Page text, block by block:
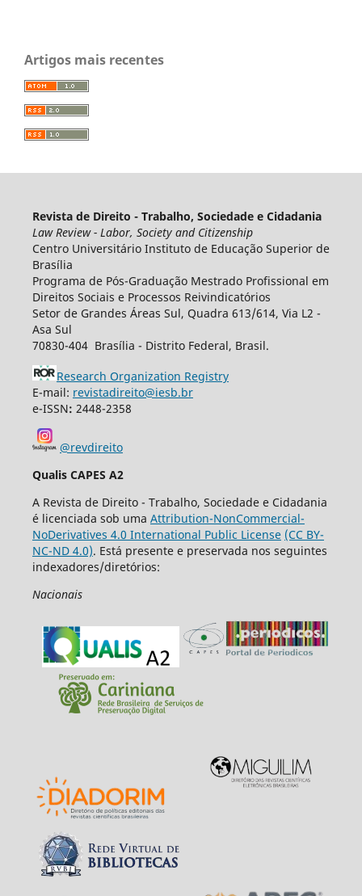
Artigos mais recentes
Revista de Direito - Trabalho, Sociedade e Cidadania
Law Review - Labor, Society and Citizenship
Centro Universitário Instituto de Educação Superior de
Brasília
Programa de Pós-Graduação Mestrado Profissional em
Direitos Sociais e Processos Reivindicatórios
Setor de Grandes Áreas Sul, Quadra 613/614, Via L2 -
Asa Sul
70830-404 Brasília - Distrito Federal, Brasil.
Research Organization Registry
E-mail: revistadireito@iesb.br
e-ISSN: 2448-2358
@revdireito
Qualis CAPES A2
A Revista de Direito - Trabalho, Sociedade e Cidadania
é licenciada sob uma Attribution-NonCommercial-
NoDerivatives 4.0 International Public License (CC BY-
NC-ND 4.0). Está presente e preservada nos seguintes
indexadores/diretórios:
Nacionais